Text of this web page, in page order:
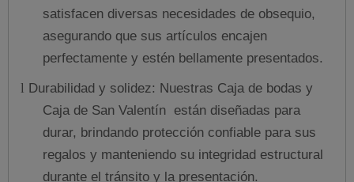
satisfacen diversas necesidades de obsequio,
asegurando que sus artículos encajen
perfectamente y estén bellamente presentados.
l Durabilidad y solidez: Nuestras Caja de bodas y
Caja de San Valentín están diseñadas para
durar, brindando protección confiable para sus
regalos y manteniendo su integridad estructural
durante el tránsito y la presentación.